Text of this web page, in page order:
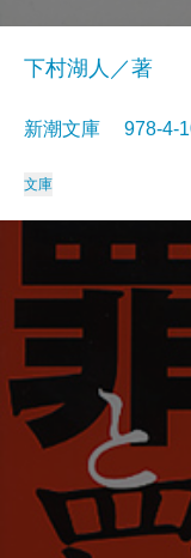
下村湖人／著
新潮文庫 978-4-
文庫